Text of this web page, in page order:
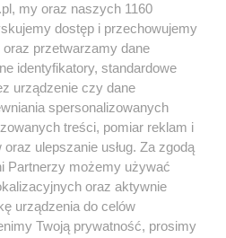
2 / 0
regulamin korzystania z portali
Skontakuj sięz nami
Kontakt
Wydawca
Redakcja
my oraz naszych 1160
dostęp i przechowujemy
przetwarzamy dane
identyfikatory, standardowe
urządzenie czy dane
spersonalizowanych
treści, pomiar reklam i
ulepszanie usług. Za zgodą
Partnerzy możemy używać
oraz aktywnie
urządzenia do celów
Twoją prywatność, prosimy